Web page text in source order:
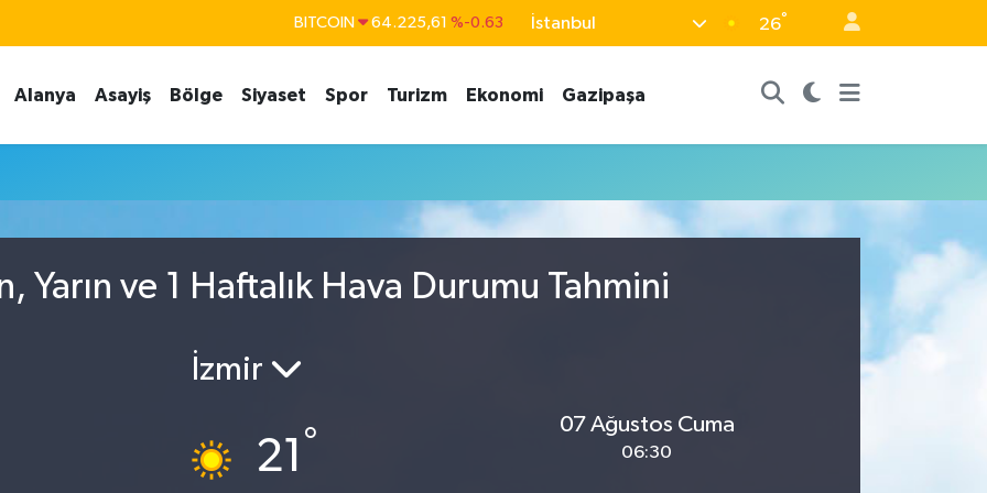
BITCOIN 64.225,61 %-0.63
EURO 55,0317 %-0.02
STERLİN 64,2463 %0.07
%70
İstanbul 26°
Alanya Asayiş Bölge Siyaset Spor Turizm Ekonomi Gazipaşa
Yarın ve 1 Haftalık Hava Durumu Tahmini
İzmir
21 °
07 Ağustos Cuma
06:30